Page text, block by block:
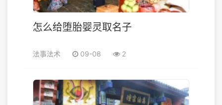
怎么给堕胎婴灵取名子
法事法术 09-08 2